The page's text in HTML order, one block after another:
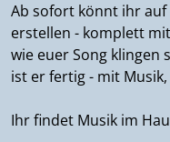
Ab sofort könnt ihr
erstellen - komplett
wie euer Song klingen
ist er fertig - mit
Ihr findet Musik im